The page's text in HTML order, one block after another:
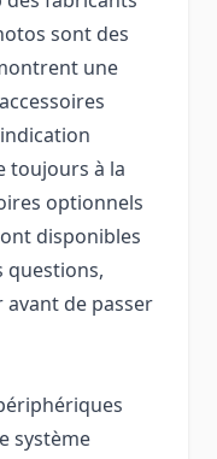
sont des
une
toujours à la
optionnels
disponibles
questions,
de passer
système